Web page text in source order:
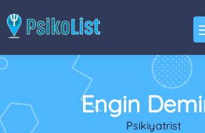
Engin
Psikiyatrist